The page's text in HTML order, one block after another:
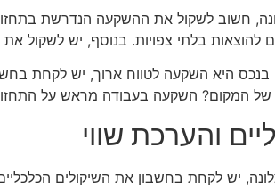
חשוב לשקול את ההשקעה הנדרשת
להוצאות בלתי צפויות. בנוסף, יש לשקול
היא השקעה לטווח ארוך, יש לקחת
המקום? השקעה בעבודה מראש על
והערכת שווי
יש לקחת בחשבון את השיקולים